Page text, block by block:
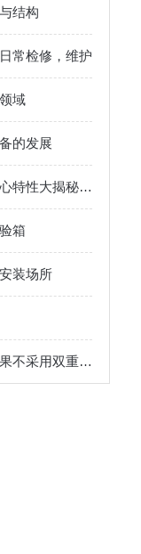
结构
常检修，维护
域
的发展
换气老化试验箱：核心特性大揭秘，您知道几个？
箱
装场所
高低温交变试验箱如果不采用双重蒸馏水或纯净水会有什么影响？